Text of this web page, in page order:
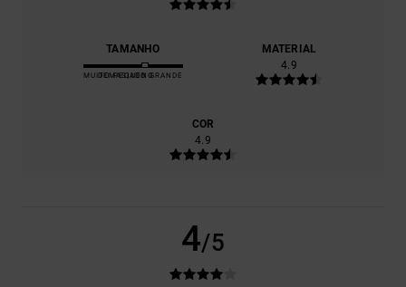
TAMANHO
MUITO PEQUENO
DEMASIADO GRANDE
MATERIAL
4.9
COR
4.9
4/5